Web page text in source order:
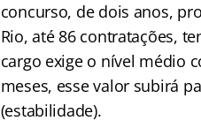
concurso, de dois anos,
Rio, até 86 contratações,
cargo exige o nível médio
meses, esse valor subirá
(estabilidade).